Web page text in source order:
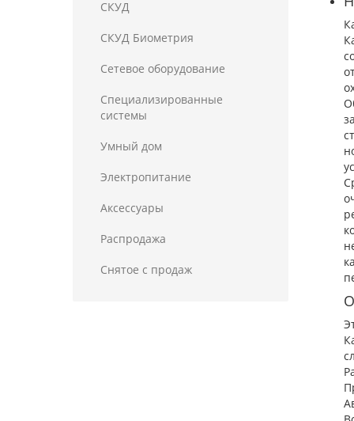
СКУД
СКУД Биометрия
Сетевое оборудование
Специализированные
системы
Умный дом
Электропитание
Аксессуары
Распродажа
Снятое с продаж